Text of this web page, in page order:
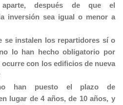
aparte, después de que el
inversión sea igual o menor a
se instalen los repartidores sí o
lo han hecho obligatorio por
con los edificios de nueva
han puesto el plazo de
lugar de 4 años, de 10 años, y